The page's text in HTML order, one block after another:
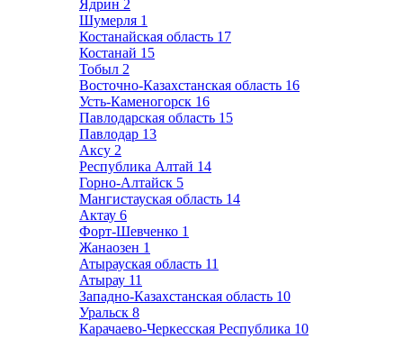
Ядрин 2
Шумерля 1
Костанайская область 17
Костанай 15
Тобыл 2
Восточно-Казахстанская область 16
Усть-Каменогорск 16
Павлодарская область 15
Павлодар 13
Аксу 2
Республика Алтай 14
Горно-Алтайск 5
Мангистауская область 14
Актау 6
Форт-Шевченко 1
Жанаозен 1
Атырауская область 11
Атырау 11
Западно-Казахстанская область 10
Уральск 8
Карачаево-Черкесская Республика 10